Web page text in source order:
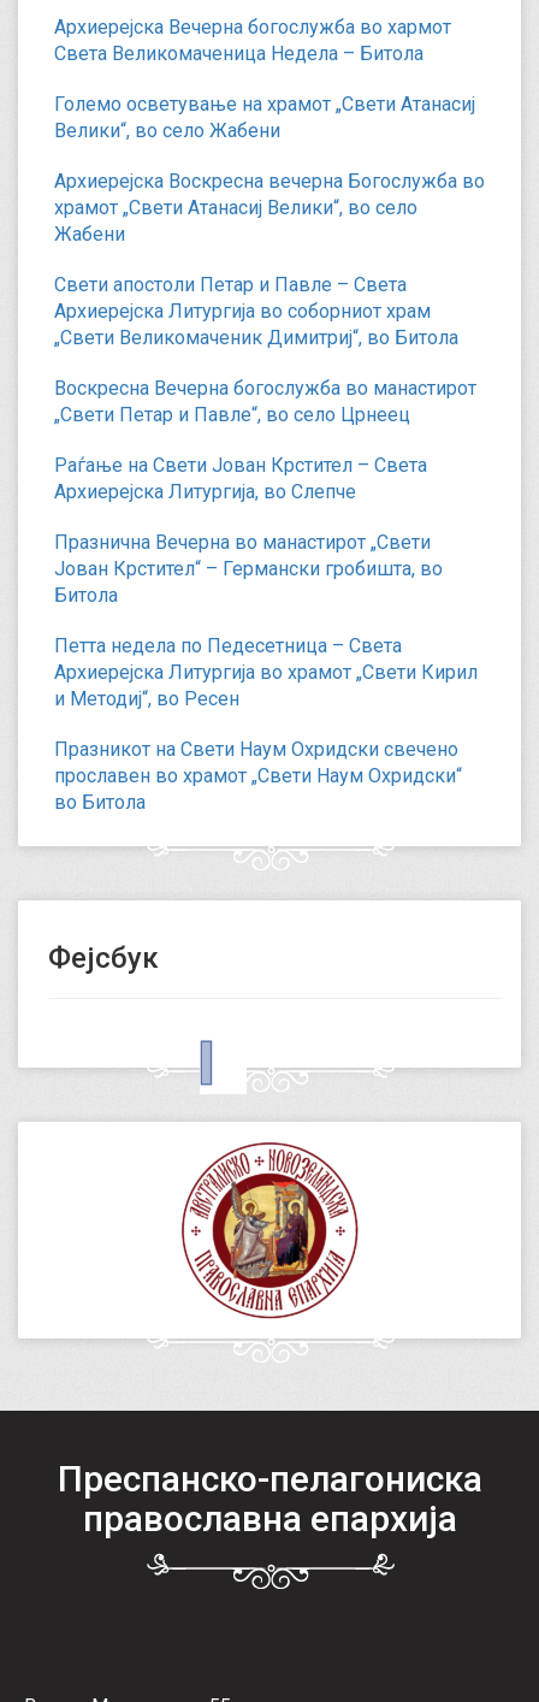
Архиерејска Вечерна богослужба во хармот
Света Великомаченица Недела – Битола
Големо осветување на храмот „Свети Атанасиј
Велики“, во село Жабени
Архиерејска Воскресна вечерна Богослужба во
храмот „Свети Атанасиј Велики“, во село
Жабени
Свети апостоли Петар и Павле – Света
Архиерејска Литургија во соборниот храм
„Свети Великомаченик Димитриј“, во Битола
Воскресна Вечерна богослужба во манастирот
„Свети Петар и Павле“, во село Црнеец
Раѓање на Свети Јован Крстител – Света
Архиерејска Литургија, во Слепче
Празнична Вечерна во манастирот „Свети
Јован Крстител“ – Германски гробишта, во
Битола
Петта недела по Педесетница – Света
Архиерејска Литургија во храмот „Свети Кирил
и Методиј“, во Ресен
Празникот на Свети Наум Охридски свечено
прославен во храмот „Свети Наум Охридски“
во Битола
Фејсбук
Преспанско-пелагониска
православна епархија